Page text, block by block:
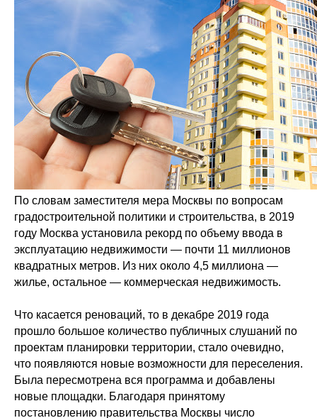
По словам заместителя мера Москвы по вопросам
градостроительной политики и строительства, в 2019
году Москва установила рекорд по объему ввода в
эксплуатацию недвижимости — почти 11 миллионов
квадратных метров. Из них около 4,5 миллиона —
жилье, остальное — коммерческая недвижимость.
Что касается реноваций, то в декабре 2019 года
прошло большое количество публичных слушаний по
проектам планировки территории, стало очевидно,
что появляются новые возможности для переселения.
Была пересмотрена вся программа и добавлены
новые площадки. Благодаря принятому
постановлению правительства Москвы число